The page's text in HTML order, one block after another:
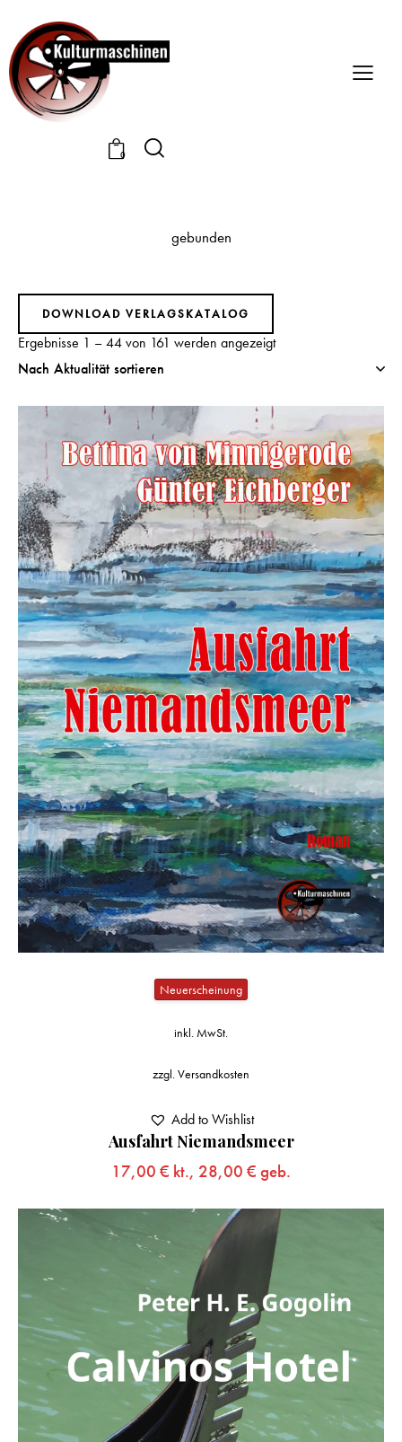
0
gebunden
DOWNLOAD VERLAGSKATALOG
Ergebnisse 1 – 44 von 161 werden angezeigt
Ausfahrt Niemandsmeer
17,00 € kt., 28,00 € geb.
Neuerscheinung
inkl. MwSt.
zzgl.Versandkosten
Add to Wishlist